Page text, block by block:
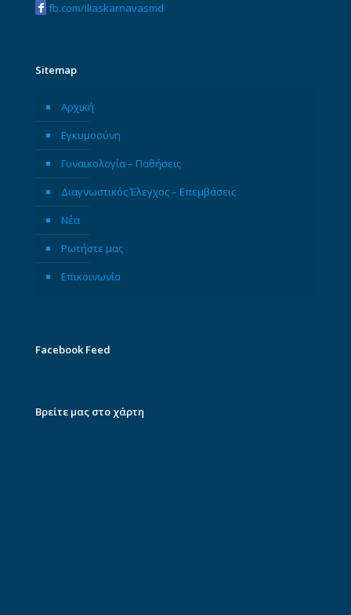
fb.com/iliaskarnavasmd
Sitemap
Αρχική
Εγκυμοσύνη
Γυναικολογία – Παθήσεις
Διαγνωστικός Έλεγχος – Επεμβάσεις
Νέα
Ρωτήστε μας
Επικοινωνία
Facebook Feed
Βρείτε μας στο χάρτη